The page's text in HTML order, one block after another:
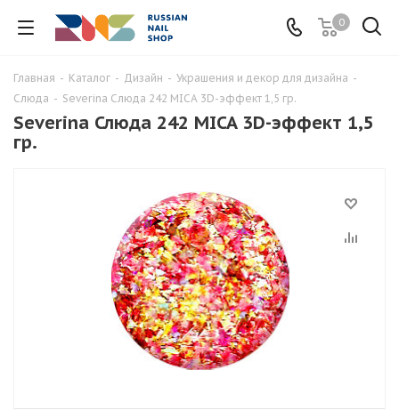
0
Главная - Каталог - Дизайн - Украшения и декор для дизайна -
Слюда - Severina Слюда 242 MICA 3D-эффект 1,5 гр.
Severina Слюда 242 MICA 3D-эффект 1,5
гр.